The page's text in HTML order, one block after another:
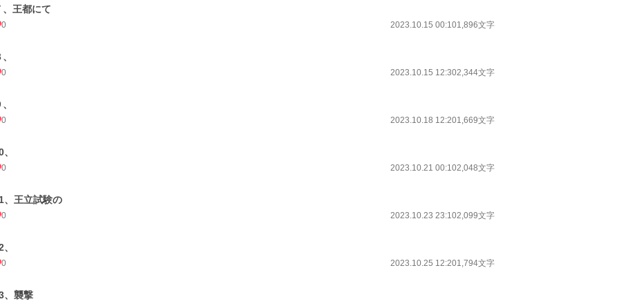
、王都にて
0 2023.10.15 00:101,896文字
0 2023.10.15 12:302,344文字
0 2023.10.18 12:201,669文字
0 2023.10.21 00:102,048文字
、王立試験の
0 2023.10.23 23:102,099文字
0 2023.10.25 12:201,794文字
、襲撃